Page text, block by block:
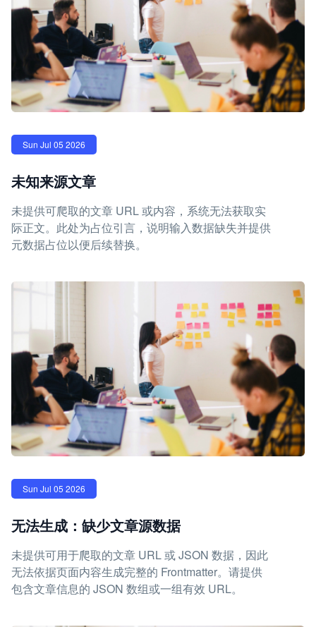
Sun Jul 05 2026
未知来源文章
未提供可爬取的文章 URL 或内容，系统无法获取实
际正文。此处为占位引言，说明输入数据缺失并提供
元数据占位以便后续替换。
Sun Jul 05 2026
无法生成：缺少文章源数据
未提供可用于爬取的文章 URL 或 JSON 数据，因此
无法依据页面内容生成完整的 Frontmatter。请提供
包含文章信息的 JSON 数组或一组有效 URL。